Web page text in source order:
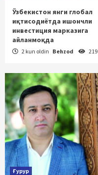
Ўзбекистон янги глобал
иқтисодиётда ишончли
инвестиция марказига
айланмоқда
2 kun oldin Behzod 219
Ғурур